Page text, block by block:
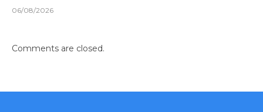
06/08/2026
Comments are closed.